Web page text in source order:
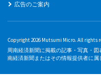
広告のご案内
Copyright 2026 Mutsumi Micro. All rights
周南経済新聞に掲載の記事・写真・
南経済新聞またはその情報提供者に属